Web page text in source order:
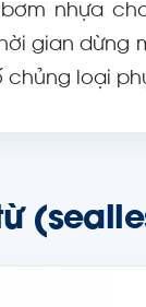
nhựa
gian dừng
loại